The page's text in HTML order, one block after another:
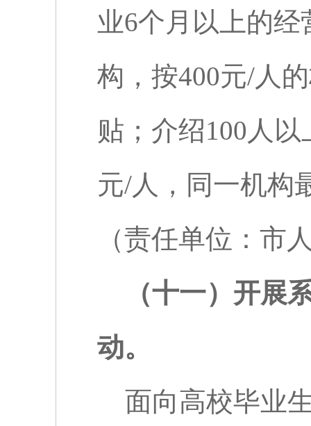
业6个月以上的经
构，按400元/人
贴；介绍100 人
元/人，同一机构
（责任单位：市
（十一）开展
动。
面向高校毕业